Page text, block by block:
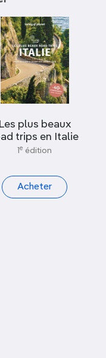
Les plus beaux
trips en Italie
e édition
Acheter